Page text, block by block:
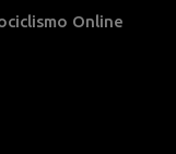
Online